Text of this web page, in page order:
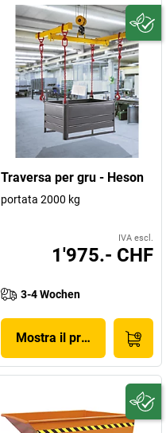
Traversa per gru - Heson
portata 2000 kg
IVA escl.
1'975.- CHF
3-4 Wochen
Mostra il prodotto